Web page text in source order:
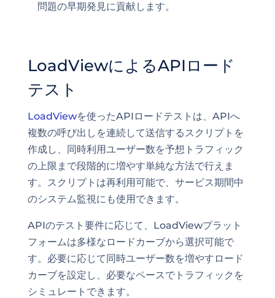
問題の早期発見に貢献します。
LoadViewによるAPIロード
テスト
LoadViewを使ったAPIロードテストは、APIへ
複数の呼び出しを連続して送信するスクリプトを
作成し、同時利用ユーザー数を予想トラフィック
の上限まで段階的に増やす単純な方法で行えま
す。スクリプトは再利用可能で、サービス期間中
のシステム監視にも使用できます。
APIのテスト要件に応じて、LoadViewプラット
フォームは多様なロードカーブから選択可能で
す。必要に応じて同時ユーザー数を増やすロード
カーブを設定し、必要なペースでトラフィックを
シミュレートできます。